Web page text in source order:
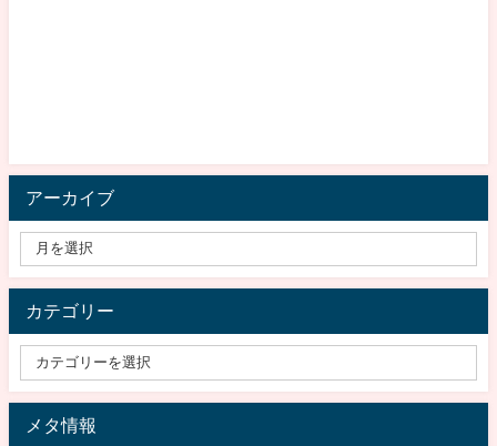
アーカイブ
カテゴリー
メタ情報